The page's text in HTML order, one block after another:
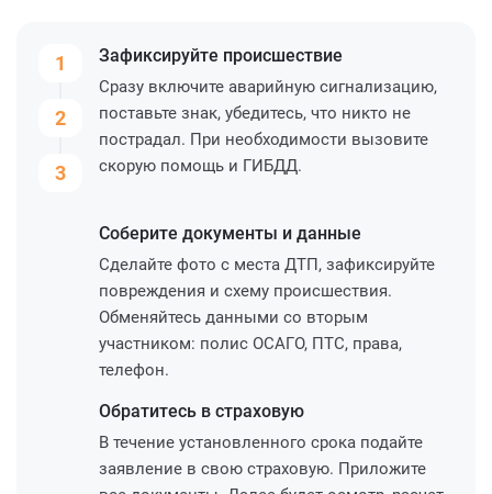
1
2
3
Зафиксируйте происшествие
Сразу включите аварийную сигнализацию,
поставьте знак, убедитесь, что никто не
пострадал. При необходимости вызовите
скорую помощь и ГИБДД.
Соберите документы и данные
Сделайте фото с места ДТП, зафиксируйте
повреждения и схему происшествия.
Обменяйтесь данными со вторым
участником: полис ОСАГО, ПТС, права,
телефон.
Обратитесь в страховую
В течение установленного срока подайте
заявление в свою страховую. Приложите